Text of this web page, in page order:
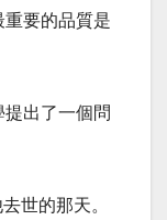
要的品質是
出了一個問
世的那天。